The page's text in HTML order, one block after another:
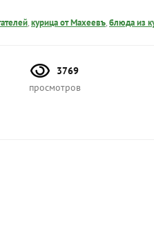
,курица от Махеевъ,блюда из
3769
просмотров